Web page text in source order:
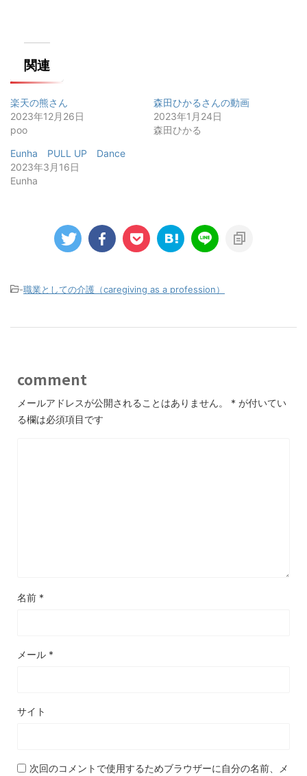
関連
楽天の熊さん
2023年12月26日
poo
森田ひかるさんの動画
2023年1月24日
森田ひかる
Eunha PULL UP Dance
2023年3月16日
Eunha
-職業としての介護（caregiving as a profession）
comment
メールアドレスが公開されることはありません。 * が付いてい
る欄は必須項目です
名前 *
メール *
サイト
次回のコメントで使用するためブラウザーに自分の名前、メ